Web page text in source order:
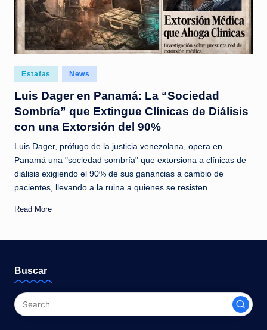
Posted
in
Estafas News
Luis Dager en Panamá: La “Sociedad
Sombría” que Extingue Clínicas de Diálisis
con una Extorsión del 90%
Luis Dager, prófugo de la justicia venezolana, opera en
Panamá una "sociedad sombría" que extorsiona a clínicas de
diálisis exigiendo el 90% de sus ganancias a cambio de
pacientes, llevando a la ruina a quienes se resisten.
Read More
Buscar